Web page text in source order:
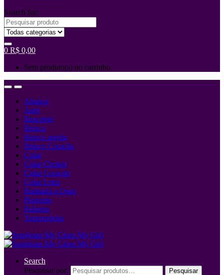
Search for:
0 R$ 0,00
Sem produto(s) no carrinho.
Aliança
Anel
Bracelete
Brinco
Brinco argola
Brinco Coração
Colar
Colar Choker
Colar Coração
Colar Letra
Banhada a Ouro
Pingente
Pulseira
Tornozeleira
Search
Pesquisar por:
Pesquisar